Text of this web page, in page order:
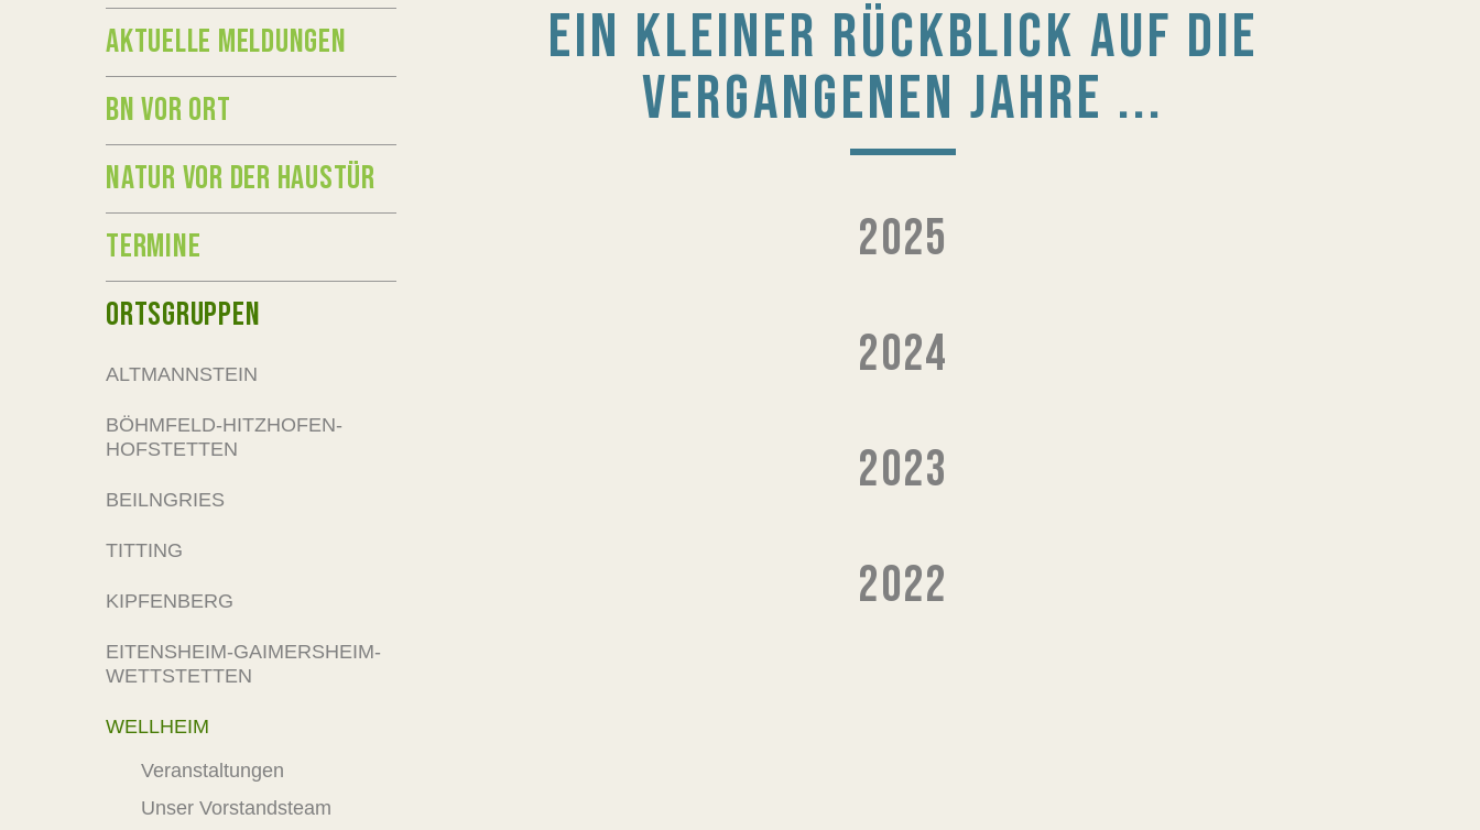
EIN KLEINER RÜCKBLICK AUF DIE
VERGANGENEN JAHRE ...
2025
2024
2023
2022
AKTUELLE MELDUNGEN
BN VOR ORT
NATUR VOR DER HAUSTÜR
TERMINE
ORTSGRUPPEN
ALTMANNSTEIN
BÖHMFELD-HITZHOFEN-
HOFSTETTEN
BEILNGRIES
TITTING
KIPFENBERG
EITENSHEIM-GAIMERSHEIM-
WETTSTETTEN
WELLHEIM
Veranstaltungen
Unser Vorstandsteam